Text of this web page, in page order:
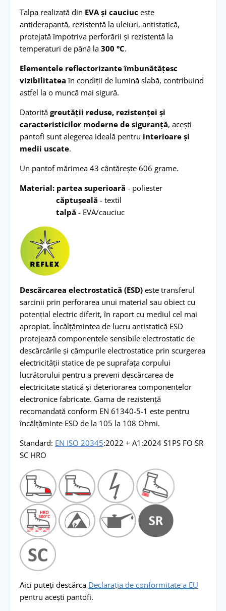
Talpa realizată din EVA și cauciuc este
antiderapantă, rezistentă la uleiuri, antistatică,
protejată împotriva perforării și rezistentă la
temperaturi de până la 300 °C.
Elementele reflectorizante îmbunătățesc
vizibilitatea în condiții de lumină slabă, contribuind
astfel la o muncă mai sigură.
Datorită greutății reduse, rezistenței și
caracteristicilor moderne de siguranță, acești
pantofi sunt alegerea ideală pentru interioare și
medii uscate.
Un pantof mărimea 43 cântărește 606 grame.
Material: partea superioară - poliester
căptușeală - textil
talpă - EVA/cauciuc
Descărcarea electrostatică (ESD)este transferul
sarcinii prin perforarea unui material sau obiect cu
potențial electric diferit, în raport cu mediul cel mai
apropiat. Încălțămintea de lucru antistatică ESD
protejează componentele sensibile electrostatic de
descărcările și câmpurile electrostatice prin scurgerea
electricității statice de pe suprafața corpului
lucrătorului pentru a preveni descărcarea de
electricitate statică și deteriorarea componentelor
electronice fabricate. Gama de rezistență
recomandată conform EN 61340-5-1 este pentru
încălțăminte ESD de la 105 la 108 Ohmi.
Standard: EN ISO 20345:2022 + A1:2024 S1PS FO SR
SC HRO
Aici puteți descărca Declarația de conformitate a EU
pentru acești pantofi.